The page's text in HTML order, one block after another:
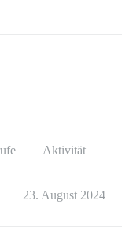
Aktivität
23. August 2024